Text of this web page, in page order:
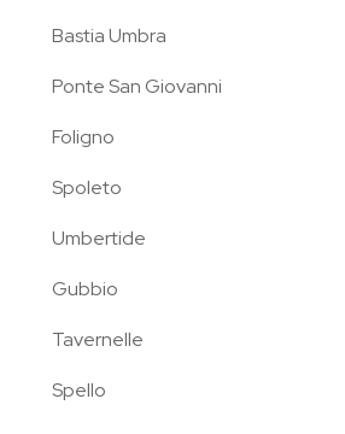
Bastia Umbra
Ponte San Giovanni
Foligno
Spoleto
Umbertide
Gubbio
Tavernelle
Spello